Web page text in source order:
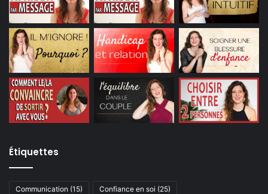
Étiquettes
Communication (15) Confiance en soi (25)